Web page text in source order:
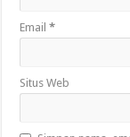
Email*
Situs Web